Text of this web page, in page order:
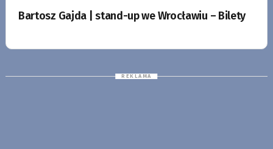
Bartosz Gajda | stand-up we Wrocławiu – Bilety